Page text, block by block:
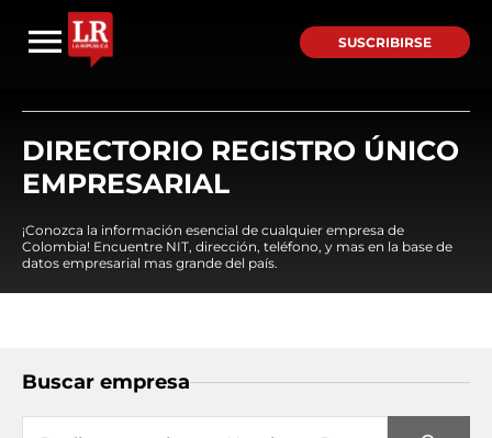
SUSCRIBIRSE
DIRECTORIO REGISTRO ÚNICO
EMPRESARIAL
¡Conozca la información esencial de cualquier empresa de
Colombia! Encuentre NIT, dirección, teléfono, y mas en la base de
datos empresarial mas grande del país.
Buscar empresa